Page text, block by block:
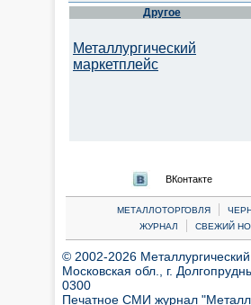
Другое
Металлургический
маркетплейс
ВКонтакте
МЕТАЛЛОТОРГОВЛЯ |
ЖУРНАЛ
| СВЕЖИЙ
© 2002-2026
Московская обл., г.
0300
Печатное СМИ журнал